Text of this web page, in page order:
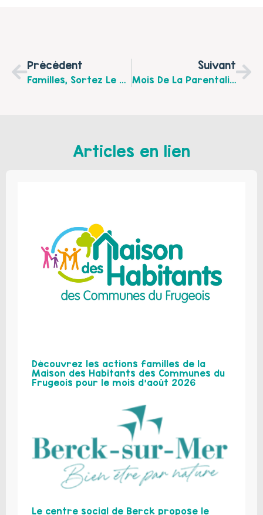
Précédent
Familles, Sortez Le Grand Jeu.
Suivant
Mois De La Parentalité : Familles Sortez Le Grand Jeu !
Articles en lien
Découvrez les actions familles de la
Maison des Habitants des Communes du
Frugeois pour le mois d’août 2026
Le centre social de Berck propose le